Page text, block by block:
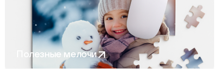
Полезные мелочи